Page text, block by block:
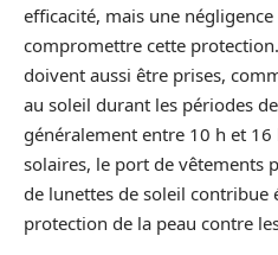
efficacité, mais une
compromettre cette
doivent aussi être prises,
au soleil durant les périodes
généralement entre 10 h et 16
solaires, le port de vêtements
de lunettes de soleil contribue
protection de la peau contre